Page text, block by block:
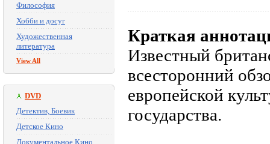
Философия
Хобби и досуг
Художественная
литература
View All
DVD
Детектив, Боевик
Детское Кино
Документальное Кино
Краткая
Известный
всесторонний
европейской
государства.